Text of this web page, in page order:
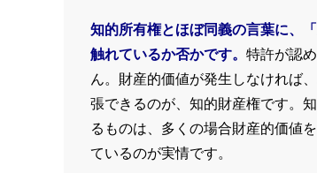
知的所有権とほぼ同義の言葉に、
触れているか否かです。 特許が認
ん。財産的価値が発生しなければ
張できるのが、知的財産権です。
るものは、多くの場合財産的価値
ているのが実情です。